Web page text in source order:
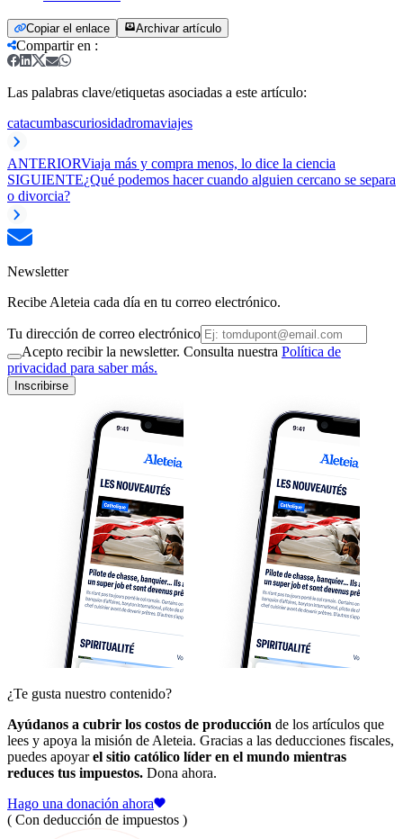
Copiar el enlace Archivar artículo
Compartir en :
Las palabras clave/etiquetas asociadas a este artículo:
catacumbascuriosidadromaviajes
ANTERIORViaja más y compra menos, lo dice la ciencia
SIGUIENTE¿Qué podemos hacer cuando alguien cercano se separa
o divorcia?
Newsletter
Recibe Aleteia cada día en tu correo electrónico.
Tu dirección de correo electrónico
Acepto recibir la newsletter. Consulta nuestra Política de
privacidad para saber más.
Inscribirse
¿Te gusta nuestro contenido?
Ayúdanos a cubrir los costos de producción de los artículos que
lees y apoya la misión de Aleteia. Gracias a las deducciones fiscales,
puedes apoyarel sitio católico líder en el mundo mientras
reduces tus impuestos. Dona ahora.
Hago una donación ahora
( Con deducción de impuestos )